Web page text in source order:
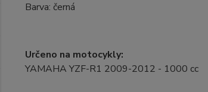
Barva: černá
Určeno na motocykly:
YAMAHA YZF-R1 2009-2012 - 1000 cc